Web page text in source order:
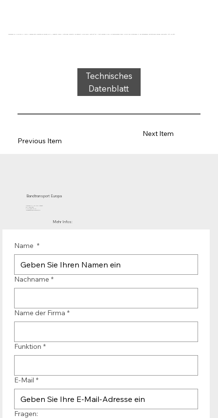
Förderband Typ UM22-75S PU, petrol, 2-lagiges extra querstabiles Gewebe (RHA), Tragseite: 0,5mm + Mattierung, Laufseite: imprägniert, Dicke 2,5mm, Härte 93° ShA, Kraft-Dehnung 9N/mm, Rollendurchmesser 40mm, Rollen- und Gleitauflage, öl- und fettbeständig, antistatisches Gewebe, Temperatur -10°C bis 80°C
Technisches
Datenblatt
Previous Item
Next Item
Bandtransport Europa
Mühlenhof 12 | 1911 DB Uitgeest
die Niederlande
T.:+31 (0)251 319 119
info@bandtransporteurope.nl
Mehr Infos:
Name *
Nachname *
Name der Firma *
Funktion *
E-Mail *
Fragen: